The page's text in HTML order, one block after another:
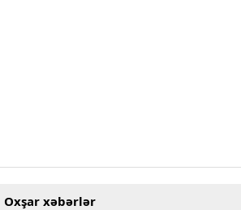
Oxşar xəbərlər